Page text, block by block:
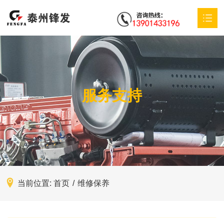
产品中心
特殊定制
应用方案
服务支持
新闻动态
服务支持
当前位置: 首页 / 维修保养